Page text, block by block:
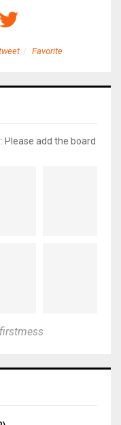
Favorite
Please add the board